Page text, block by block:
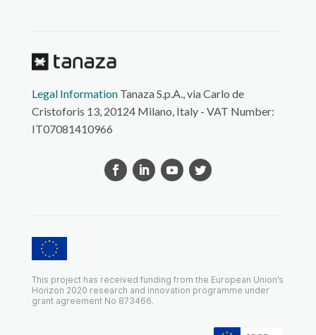
Legal InformationTanaza S.p.A., via Carlo de
Cristoforis 13, 20124 Milano, Italy - VAT Number:
IT07081410966
This project has received funding from the European Union’s
Horizon 2020 research and innovation programme under
grant agreement No 873466.